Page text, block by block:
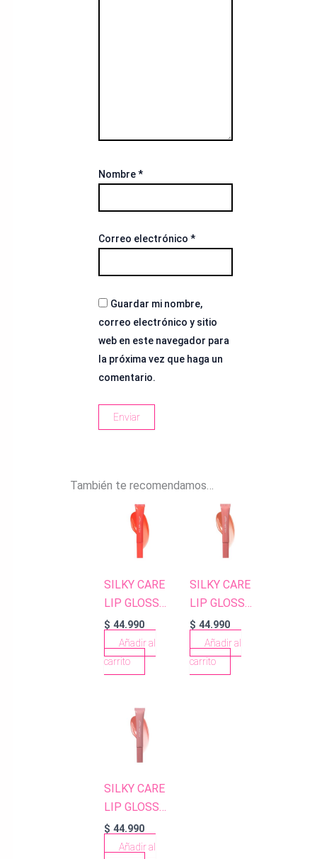
Nombre*
Correo electrónico *
Guardar mi nombre,
correo electrónico y sitio
web en este navegador para
la próxima vez que haga un
comentario.
También te recomendamos…
SILKY CARE
LIP GLOSS
308 FLAME
RED
$ 44.990
Añadir al
carrito
SILKY CARE
LIP GLOSS
304 PEACH
BLOSSOM
$ 44.990
Añadir al
carrito
SILKY CARE
LIP GLOSS
303 SALMON
PINK
$ 44.990
Añadir al